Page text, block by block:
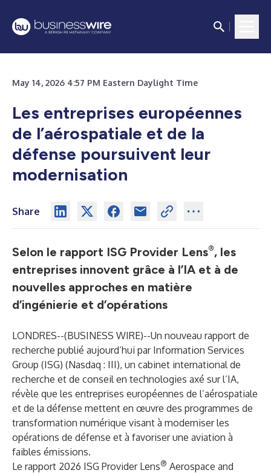
May 14, 2026 4:57 PM Eastern Daylight Time
Les entreprises européennes
de l’aérospatiale et de la
défense poursuivent leur
modernisation
Share
Selon le rapport ISG Provider Lens®, les
entreprises innovent grâce à l’IA et à de
nouvelles approches en matière
d’ingénierie et d’opérations
LONDRES--(BUSINESS WIRE)--Un nouveau rapport de
recherche publié aujourd’hui par Information Services
Group (ISG) (Nasdaq : III), un cabinet international de
recherche et de conseil en technologies axé sur l’IA,
révèle que les entreprises européennes de l’aérospatiale
et de la défense mettent en œuvre des programmes de
transformation numérique visant à moderniser les
opérations de défense et à favoriser une aviation à
faibles émissions.
Le rapport 2026 ISG Provider Lens® Aerospace and